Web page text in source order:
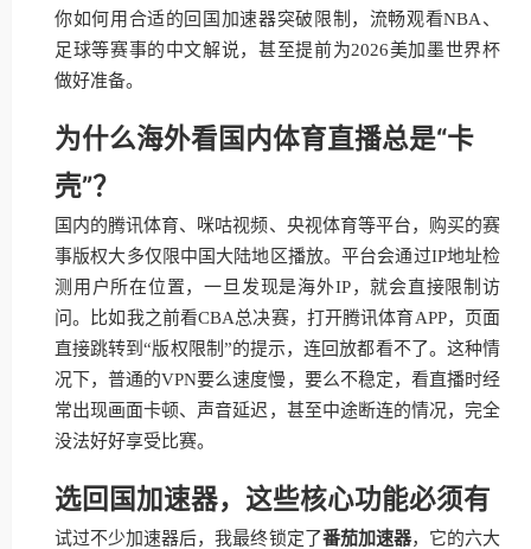
你如何用合适的回国加速器突破限制，流畅观看NBA、
足球等赛事的中文解说，甚至提前为2026美加墨世界杯
做好准备。
为什么海外看国内体育直播总是“卡
壳”？
国内的腾讯体育、咪咕视频、央视体育等平台，购买的赛
事版权大多仅限中国大陆地区播放。平台会通过IP地址检
测用户所在位置，一旦发现是海外IP，就会直接限制访
问。比如我之前看CBA总决赛，打开腾讯体育APP，页面
直接跳转到“版权限制”的提示，连回放都看不了。这种情
况下，普通的VPN要么速度慢，要么不稳定，看直播时经
常出现画面卡顿、声音延迟，甚至中途断连的情况，完全
没法好好享受比赛。
选回国加速器，这些核心功能必须有
试过不少加速器后，我最终锁定了番茄加速器，它的六大